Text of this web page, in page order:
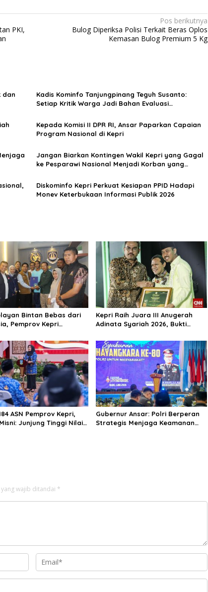
PKI,
Pos berikutnya
Bulog Diperiksa Polisi Terkait Beras Oplos
Kemasan Bulog Premium 5 Kg
dan
Kadis Kominfo Tanjungpinang Teguh Susanto:
Setiap Kritik Warga Jadi Bahan Evaluasi
Kepada Komisi II DPR RI, Ansar Paparkan Capaian
Program Nasional di Kepri
Jangan Biarkan Kontingen Wakil Kepri yang Gagal
ke Pesparawi Nasional Menjadi Korban yang
Diskominfo Kepri Perkuat Kesiapan PPID Hadapi
Monev Keterbukaan Informasi Publik 2026
Bintan Bebas dari
Pemprov Kepri
Kepri Raih Juara III Anugerah
Adinata Syariah 2026, Bukti
ASN Pemprov Kepri,
Junjung Tinggi Nilai
Gubernur Ansar: Polri Berperan
Strategis Menjaga Keamanan
yang wajib ditandai *